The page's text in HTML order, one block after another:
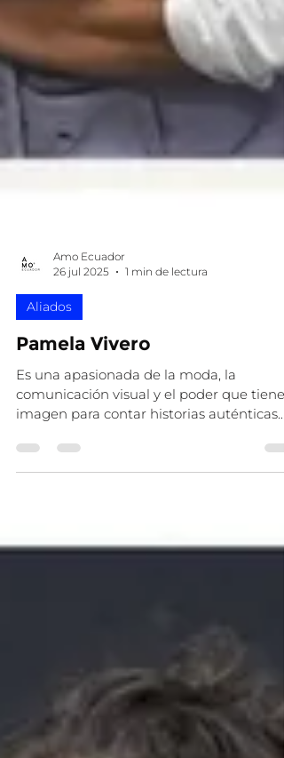
Amo Ecuador
26 jul 2025
Aliados
Pamela Vivero
Es una apasionada de la moda, la
imagen para contar historias auténticas.
Con más de 8 años...